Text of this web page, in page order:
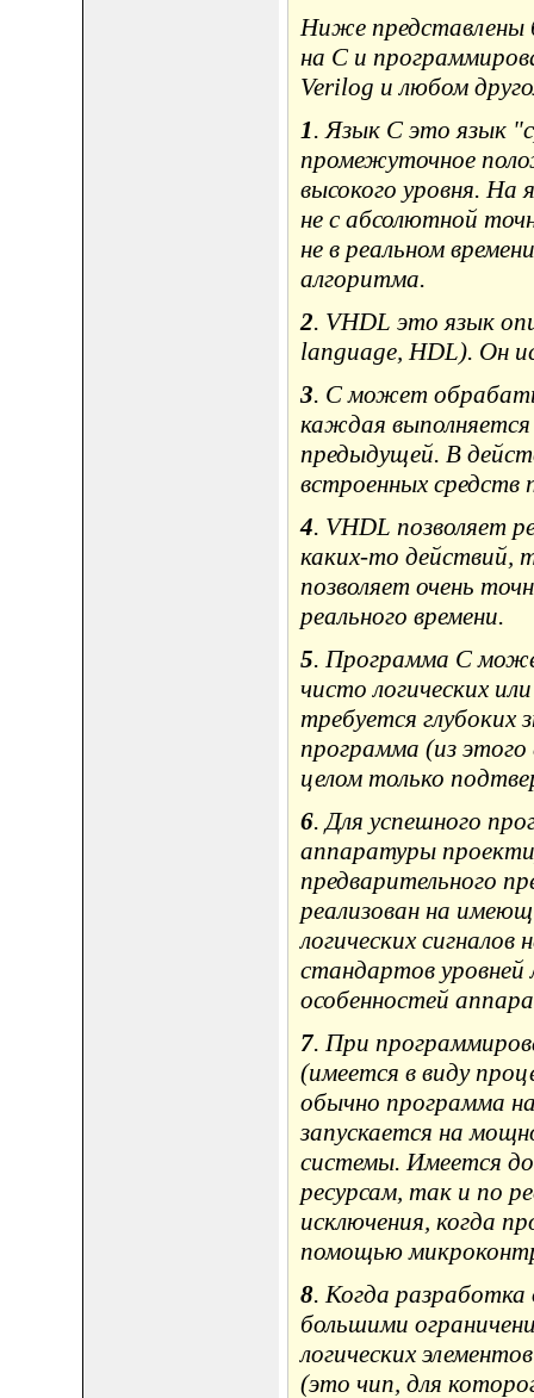
Ниже представлены
на C и
Verilog и любом
1. Язык C это язык
промежуточное
высокого уровня. На
не с абсолютной
не в реальном
алгоритма.
2. VHDL это язык
language, HDL). Он
3. C может
каждая выполняется
предыдущей. В
встроенных средств
4. VHDL позволяет
каких-то действий,
позволяет очень
реального времени.
5. Программа C
чисто логических
требуется глубоких
программа (из
целом только
6. Для успешного
аппаратуры
предварительного
реализован на
логических
стандартов уровней
особенностей
7. При
(имеется в виду
обычно программа
запускается на
системы. Имеется
ресурсам, так и по
исключения, когда
помощью
8. Когда
большими
логических
(это чип, для